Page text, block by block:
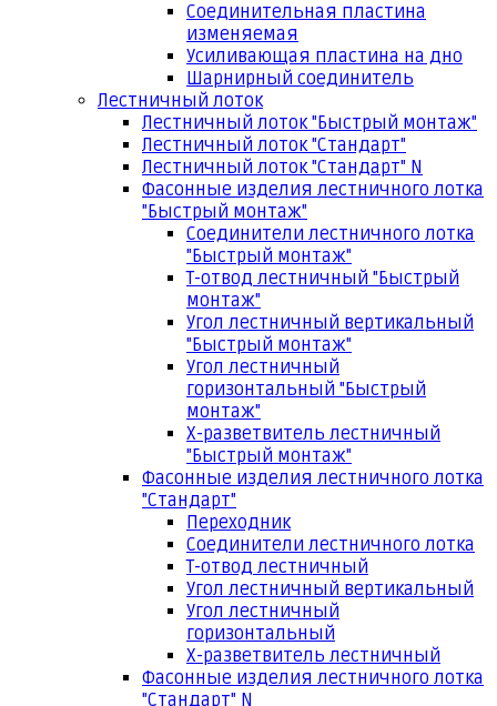
Соединительная пластина
изменяемая
Усиливающая пластина на дно
Шарнирный соединитель
Лестничный лоток
Лестничный лоток "Быстрый монтаж"
Лестничный лоток "Стандарт"
Лестничный лоток "Стандарт" N
Фасонные изделия лестничного лотка
"Быстрый монтаж"
Соединители лестничного лотка
"Быстрый монтаж"
Т-отвод лестничный "Быстрый
монтаж"
Угол лестничный вертикальный
"Быстрый монтаж"
Угол лестничный
горизонтальный "Быстрый
монтаж"
Х-разветвитель лестничный
"Быстрый монтаж"
Фасонные изделия лестничного лотка
"Стандарт"
Переходник
Соединители лестничного лотка
Т-отвод лестничный
Угол лестничный вертикальный
Угол лестничный
горизонтальный
Х-разветвитель лестничный
Фасонные изделия лестничного лотка
"Стандарт" N